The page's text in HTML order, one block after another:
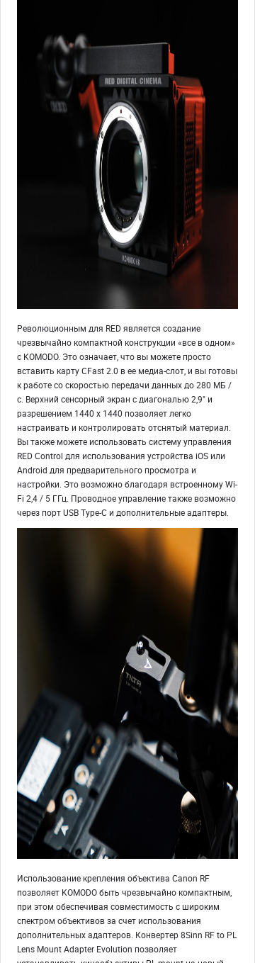
Революционным для RED является создание
чрезвычайно компактной конструкции «все в одном»
с KOMODO. Это означает, что вы можете просто
вставить карту CFast 2.0 в ее медиа-слот, и вы готовы
к работе со скоростью передачи данных до 280 МБ /
с. Верхний сенсорный экран с диагональю 2,9" и
разрешением 1440 x 1440 позволяет легко
настраивать и контролировать отснятый материал.
Вы также можете использовать систему управления
RED Control для использования устройства iOS или
Android для предварительного просмотра и
настройки. Это возможно благодаря встроенному Wi-
Fi 2,4 / 5 ГГц. Проводное управление также возможно
через порт USB Type-C и дополнительные адаптеры.
Использование крепления объектива Canon RF
позволяет KOMODO быть чрезвычайно компактным,
при этом обеспечивая совместимость с широким
спектром объективов за счет использования
дополнительных адаптеров. Конвертер 8Sinn RF to PL
Lens Mount Adapter Evolution позволяет